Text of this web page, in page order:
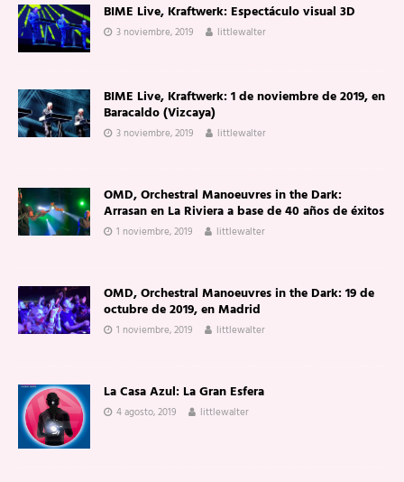
BIME Live, Kraftwerk: Espectáculo visual 3D
3 noviembre, 2019 littlewalter
BIME Live, Kraftwerk: 1 de noviembre de 2019, en
Baracaldo (Vizcaya)
3 noviembre, 2019 littlewalter
OMD, Orchestral Manoeuvres in the Dark:
Arrasan en La Riviera a base de 40 años de éxitos
1 noviembre, 2019 littlewalter
OMD, Orchestral Manoeuvres in the Dark: 19 de
octubre de 2019, en Madrid
1 noviembre, 2019 littlewalter
La Casa Azul: La Gran Esfera
4 agosto, 2019 littlewalter